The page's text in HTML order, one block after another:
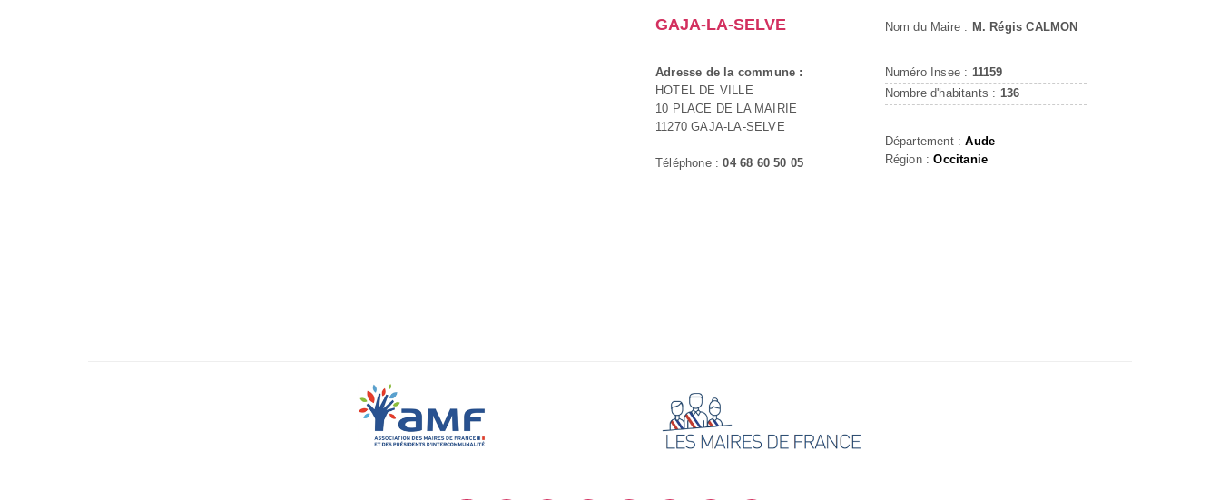
GAJA-LA-SELVE
Adresse de la commune :
HOTEL DE VILLE
10 PLACE DE LA MAIRIE
11270 GAJA-LA-SELVE
Téléphone :04 68 60 50 05
Nom du Maire : M. Régis CALMON
Numéro Insee : 11159
Nombre d'habitants : 136
Département :Aude
Région :Occitanie